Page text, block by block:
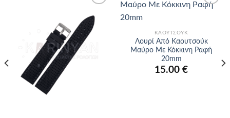
στα
αγαπημένα
ΚΑΟΥΤΣΟΎΚ
Λουρί Από Καουτσούκ
Μαύρο Με Κόκκινη Ραφή
20mm
15.00 €